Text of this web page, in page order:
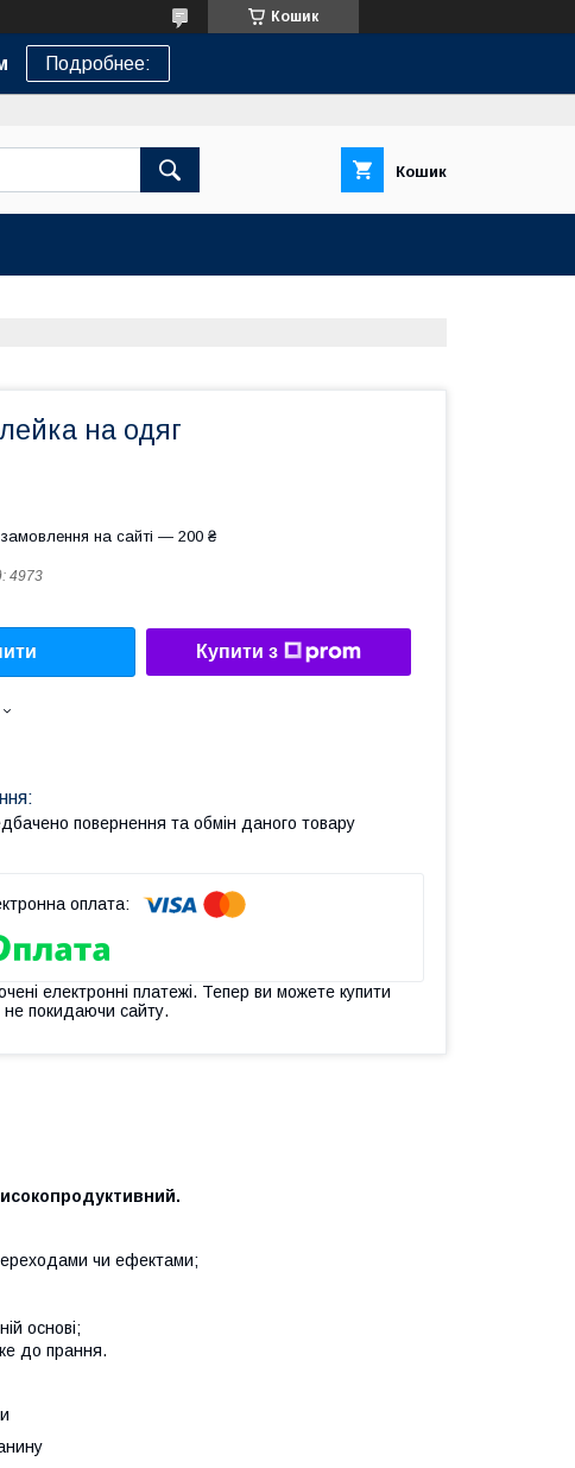
Кошик
Подробнее:
Кошик
на одяг
на сайті — 200 ₴
4973
Купити з
повернення та обмін даного товару
електронні платежі. Тепер ви можете купити
покидаючи сайту.
чи ефектами;
основі;
до прання.